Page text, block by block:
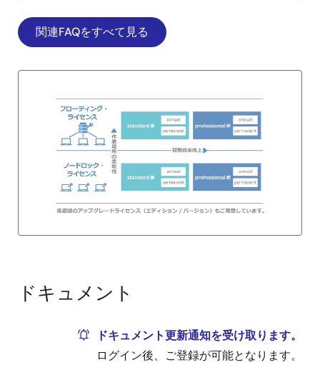
関連FAQをすべて見る
ドキュメント
ドキュメント更新通知を受け取ります。
ログイン後、ご登録が可能となります。